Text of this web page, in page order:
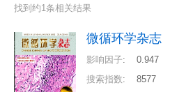
找到约1条相关结果
微循环学杂志
影响因子: 0.947
搜索指数: 8577